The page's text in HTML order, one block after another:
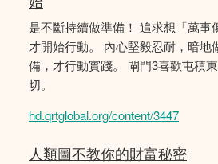
是不斷持續做準備！ 追求想「萬事
才開始行動。 內心堅毅忍耐，暗地
備，才行動實踐。 閘門3喜歡屯積
切。
hd.qrtglobal.org/content/3447
人類圖不教你的財富秘密